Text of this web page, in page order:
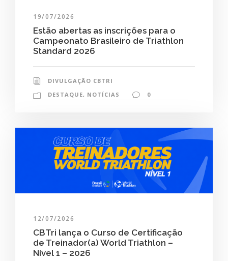
19/07/2026
Estão abertas as inscrições para o
Campeonato Brasileiro de Triathlon
Standard 2026
DIVULGAÇÃO CBTRI
DESTAQUE, NOTÍCIAS 0
12/07/2026
CBTri lança o Curso de Certificação
de Treinador(a) World Triathlon –
Nível 1 – 2026